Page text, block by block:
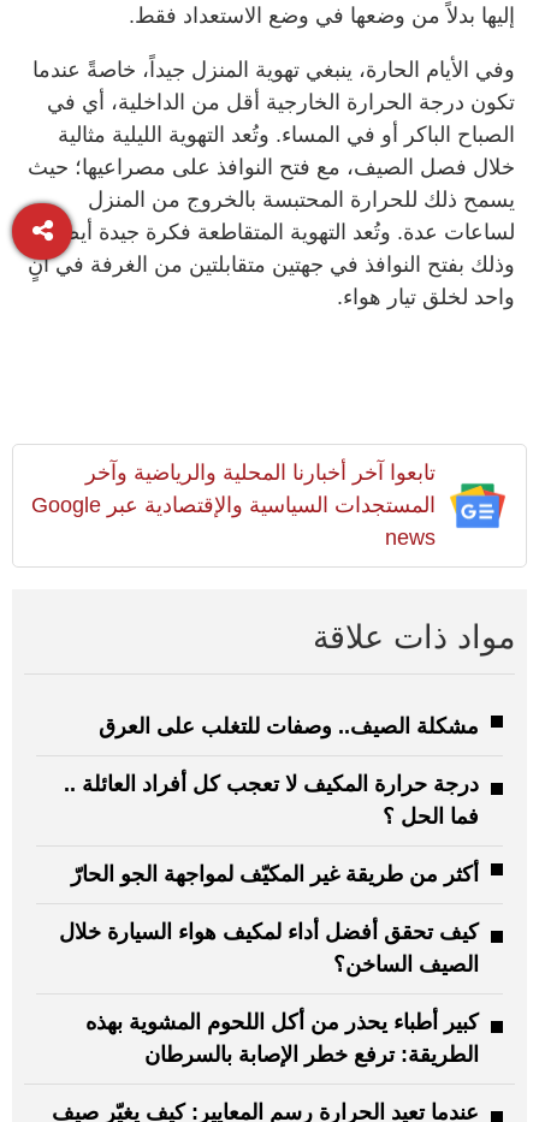
إليها بدلاً من وضعها في وضع الاستعداد فقط.
وفي الأيام الحارة، ينبغي تهوية المنزل جيداً، خاصةً عندما
تكون درجة الحرارة الخارجية أقل من الداخلية، أي في
الصباح الباكر أو في المساء. وتُعد التهوية الليلية مثالية
خلال فصل الصيف، مع فتح النوافذ على مصراعيها؛ حيث
يسمح ذلك للحرارة المحتبسة بالخروج من المنزل
لساعات عدة. وتُعد التهوية المتقاطعة فكرة جيدة أيضاً،
وذلك بفتح النوافذ في جهتين متقابلتين من الغرفة في آنٍ
واحد لخلق تيار هواء.
تابعوا آخر أخبارنا المحلية والرياضية وآخر
المستجدات السياسية والإقتصادية عبر Google
news
مواد ذات علاقة
مشكلة الصيف.. وصفات للتغلب على العرق
درجة حرارة المكيف لا تعجب كل أفراد العائلة ..
فما الحل ؟
أكثر من طريقة غير المكيّف لمواجهة الجو الحارّ
كيف تحقق أفضل أداء لمكيف هواء السيارة خلال
الصيف الساخن؟
كبير أطباء يحذر من أكل اللحوم المشوية بهذه
الطريقة: ترفع خطر الإصابة بالسرطان
عندما تعيد الحرارة رسم المعايير: كيف يغيّر صيف